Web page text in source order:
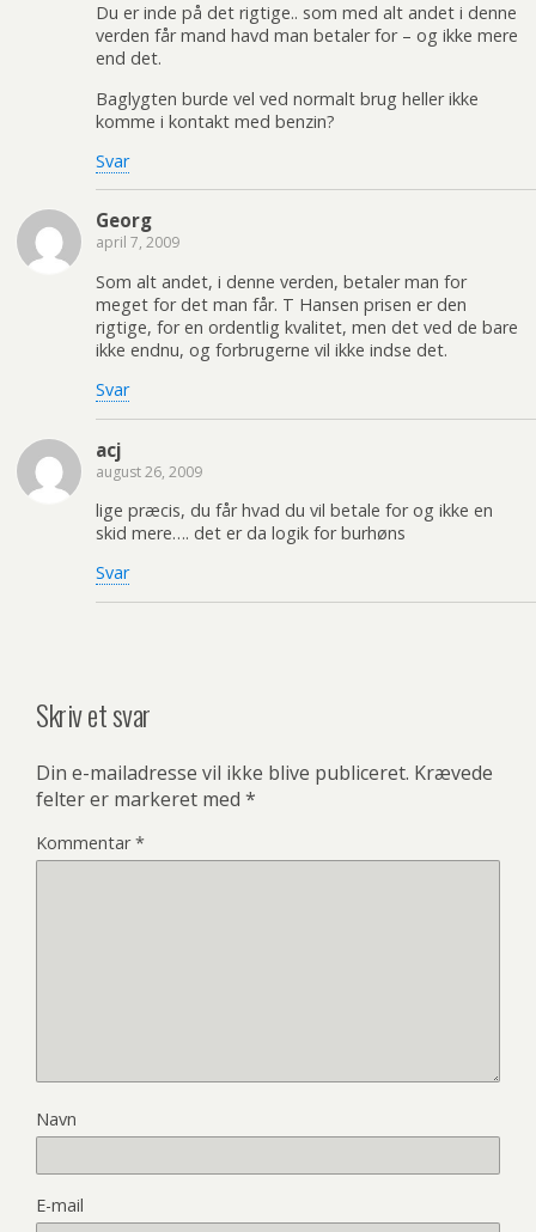
Du er inde på det rigtige.. som med alt andet i denne
verden får mand havd man betaler for – og ikke mere
end det.
Baglygten burde vel ved normalt brug heller ikke
komme i kontakt med benzin?
Svar
Georg
april 7, 2009
Som alt andet, i denne verden, betaler man for
meget for det man får. T Hansen prisen er den
rigtige, for en ordentlig kvalitet, men det ved de bare
ikke endnu, og forbrugerne vil ikke indse det.
Svar
acj
august 26, 2009
lige præcis, du får hvad du vil betale for og ikke en
skid mere…. det er da logik for burhøns
Svar
Skriv et svar
Din e-mailadresse vil ikke blive publiceret. Krævede
felter er markeret med *
Kommentar*
Navn
E-mail